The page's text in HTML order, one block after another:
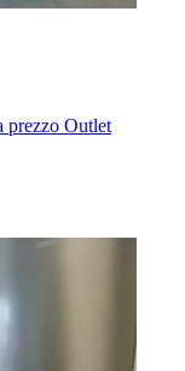
prezzo Outlet